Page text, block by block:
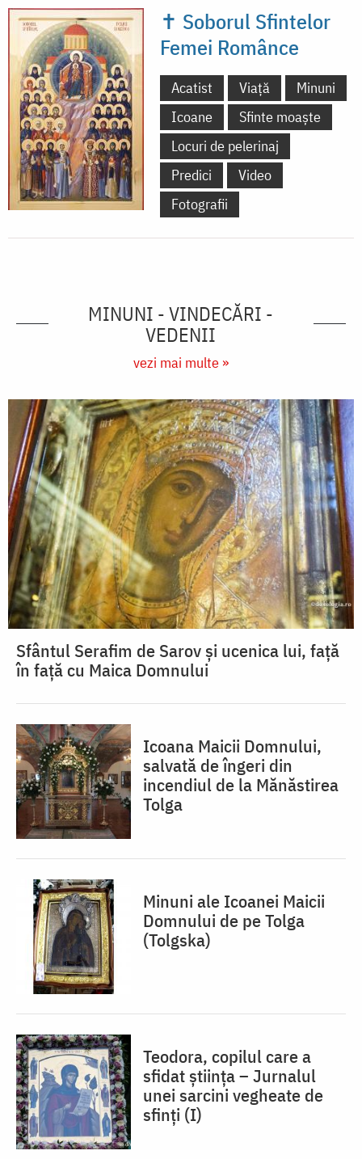
✝ Soborul Sfintelor
Femei Românce
Acatist Viață
Minuni
Icoane
Sfinte moaște
Locuri de pelerinaj
Predici
Video
Fotografii
MINUNI - VINDECĂRI -
VEDENII
vezi mai multe »
Sfântul Serafim de Sarov și ucenica lui, față
în față cu Maica Domnului
Icoana Maicii Domnului,
salvată de îngeri din
incendiul de la Mănăstirea
Tolga
Minuni ale Icoanei Maicii
Domnului de pe Tolga
(Tolgska)
Teodora, copilul care a
sfidat știința – Jurnalul
unei sarcini vegheate de
sfinți (I)